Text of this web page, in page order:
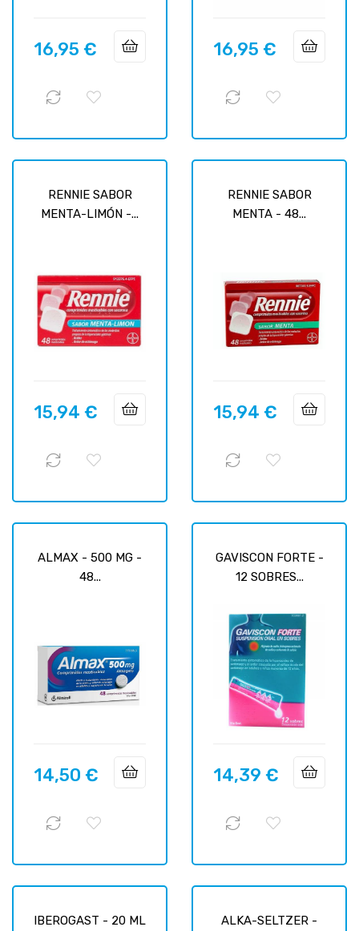
Prix
16,95 € Prix
16,95 €
RENNIE SABOR
MENTA-LIMÓN -...
Prix
15,94 €
RENNIE SABOR
MENTA - 48...
Prix
15,94 €
ALMAX - 500 MG -
48...
Prix
14,50 €
GAVISCON FORTE -
12 SOBRES...
Prix
14,39 €
IBEROGAST - 20 ML
ALKA-SELTZER -